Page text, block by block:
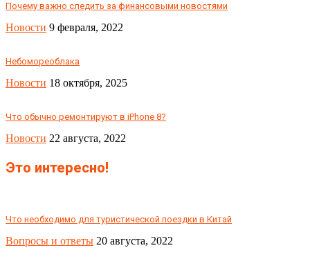
Почему важно следить за финансовыми новостями
Новости 9 февраля, 2022
Небомореоблака
Новости 18 октября, 2025
Что обычно ремонтируют в iPhone 8?
Новости 22 августа, 2022
Это интересно!
Что необходимо для туристической поездки в Китай
Вопросы и ответы 20 августа, 2022